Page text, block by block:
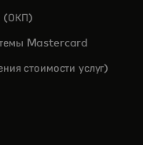
(ОКП)
Mastercard
стоимости услуг)